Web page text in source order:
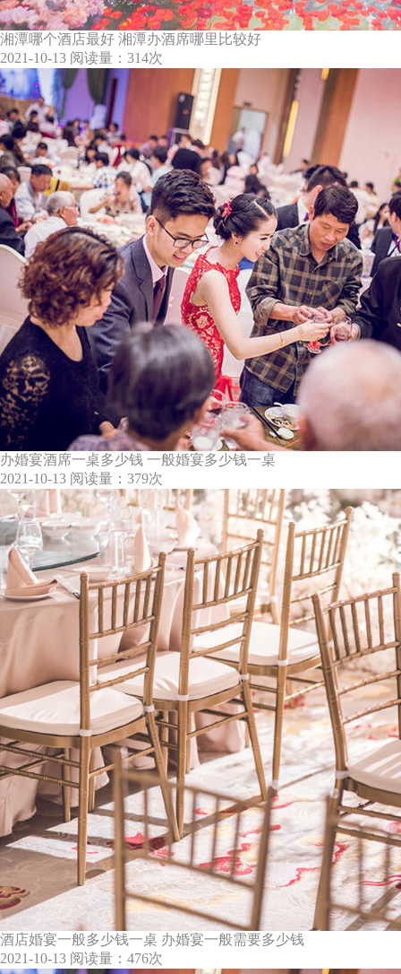
湘潭哪个酒店最好 湘潭办酒席哪里比较好
2021-10-13 阅读量：314次
办婚宴酒席一桌多少钱 一般婚宴多少钱一桌
2021-10-13 阅读量：379次
酒店婚宴一般多少钱一桌 办婚宴一般需要多少钱
2021-10-13 阅读量：476次